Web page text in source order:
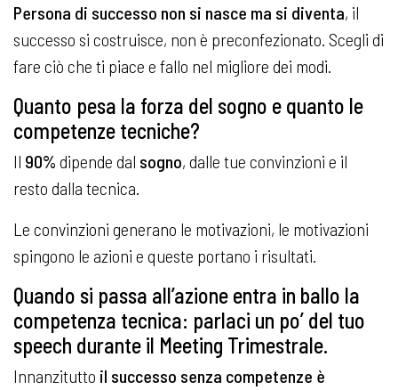
Persona di successo non si nasce ma si diventa, il
successo si costruisce, non è preconfezionato. Scegli di
fare ciò che ti piace e fallo nel migliore dei modi.
Quanto pesa la forza del sogno e quanto le
competenze tecniche?
Il 90% dipende dal sogno, dalle tue convinzioni e il
resto dalla tecnica.
Le convinzioni generano le motivazioni, le motivazioni
spingono le azioni e queste portano i risultati.
Quando si passa all’azione entra in ballo la
competenza tecnica: parlaci un po’ del tuo
speech durante il Meeting Trimestrale.
Innanzitutto il successo senza competenze è